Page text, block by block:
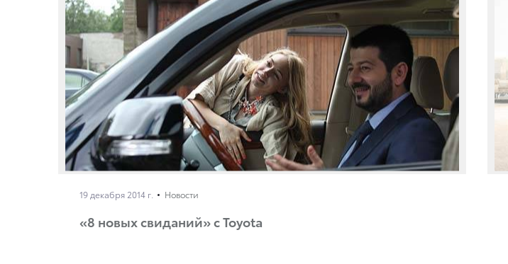
19 декабря 2014 г. Новости
«8 новых свиданий» с Toyota